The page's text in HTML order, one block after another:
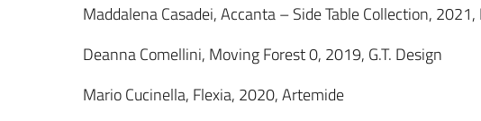
Maddalena Casadei, Accanta – Side Table Collection,
Deanna Comellini, Moving Forest 0, 2019, G.T. Design
Mario Cucinella, Flexia, 2020, Artemide